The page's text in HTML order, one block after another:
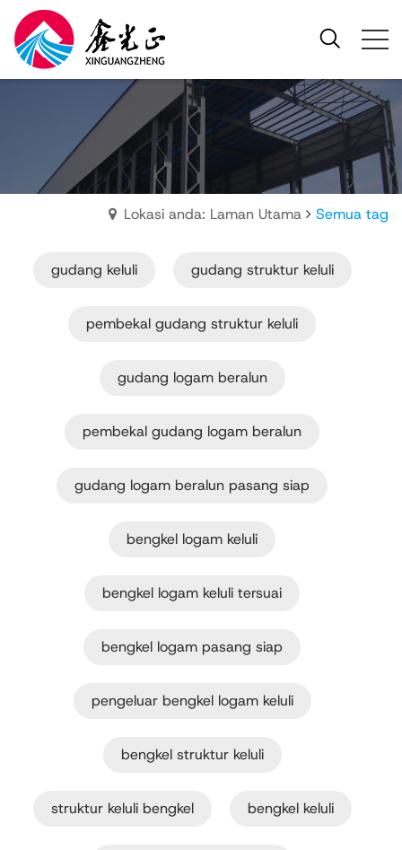
Lokasi anda: Laman Utama Semua tag
gudang keluli gudang struktur keluli
pembekal gudang struktur keluli
gudang logam beralun
pembekal gudang logam beralun
gudang logam beralun pasang siap
bengkel logam keluli
bengkel logam keluli tersuai
bengkel logam pasang siap
pengeluar bengkel logam keluli
bengkel struktur keluli
struktur keluli bengkel bengkel keluli